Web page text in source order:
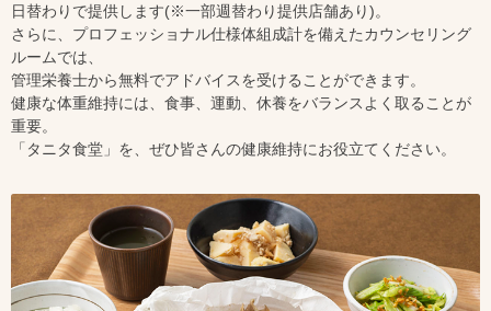
日替わりで提供します(※一部週替わり提供店舗あり)。
さらに、プロフェッショナル仕様体組成計を備えたカウンセリング
ルームでは、
管理栄養士から無料でアドバイスを受けることができます。
健康な体重維持には、食事、運動、休養をバランスよく取ることが
重要。
「タニタ食堂」を、ぜひ皆さんの健康維持にお役立てください。